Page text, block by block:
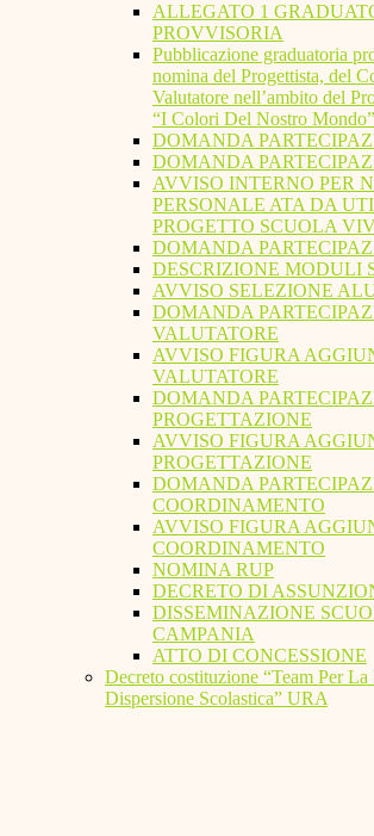
ALLEGATO 1
PROVVISORIA
Pubblicazione graduatoria
nomina del Progettista, del
Valutatore nell’ambito del
“I Colori Del Nostro Mondo”
DOMANDA
DOMANDA
AVVISO INTERNO PER
PERSONALE ATA DA
PROGETTO SCUOLA
DOMANDA
DESCRIZIONE MODULI
AVVISO SELEZIONE
DOMANDA
VALUTATORE
AVVISO FIGURA
VALUTATORE
DOMANDA
PROGETTAZIONE
AVVISO FIGURA
PROGETTAZIONE
DOMANDA
COORDINAMENTO
AVVISO FIGURA
COORDINAMENTO
NOMINA RUP
DECRETO DI
DISSEMINAZIONE
CAMPANIA
ATTO DI CONCESSIONE
Decreto costituzione “Team Per
Dispersione Scolastica” URA